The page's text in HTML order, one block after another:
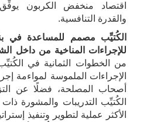
اقتصاد منخفض الكربون يوفِّق
والقدرة التنافسية.
الكُتيِّب مصمم للمساعدة في
للإجراءات المناخية من داخل
من الخطوات الثمانية في
الإجراءات الملموسة لمواءمة
أصحاب المصلحة، فضلًا عن
الكُتيِّب التدريبات والمشورة ذات
الأكثر عملية لتطوير وتنفيذ